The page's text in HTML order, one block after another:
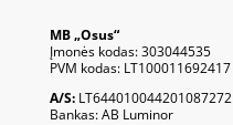
MB „Osus“
Įmonės kodas: 303044535
PVM kodas: LT100011692417
A/S:LT644010044201087272
Bankas: AB Luminor